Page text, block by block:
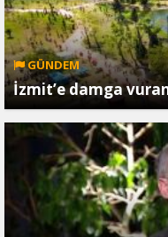
GÜNDEM
İzmit’e damga